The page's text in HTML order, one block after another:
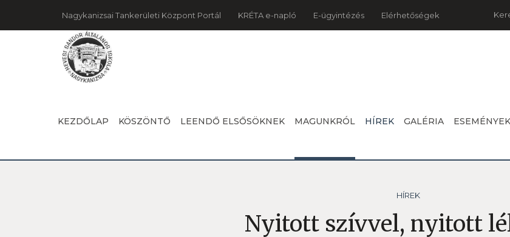
Nagykanizsai Tankerületi Központ Portál KRÉTA e-napló E-ügyintézés Elérhetőségek
KEZDŐLAP KÖSZÖNTŐ LEENDŐ ELSŐSÖKNEK MAGUNKRÓL HÍREK GALÉRIA ESEMÉNYEK
HÍREK
Nyitott szívvel, nyitott